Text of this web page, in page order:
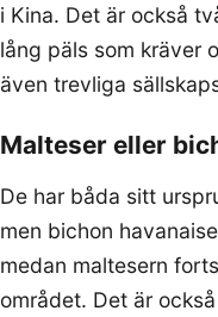
i Kina. Det är också
lång päls som kräver
även trevliga
Malteser eller
De har båda sitt
men bichon
medan maltesern
området. Det är